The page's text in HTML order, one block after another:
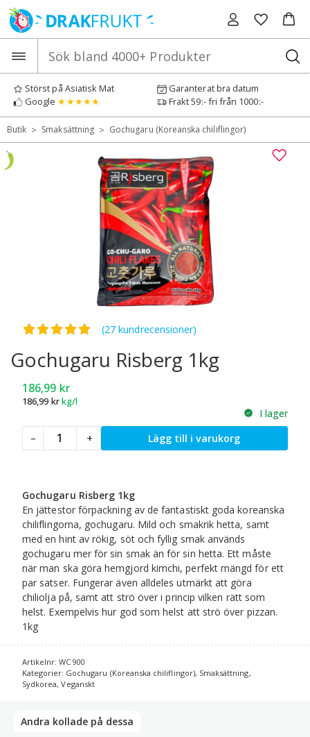
Hoppa
till
innehåll
Störst på Asiatisk Mat
Garanterat bra datum
Google ★★★★★ Frakt 59:- fri från 1000:-
Butik > Smaksättning > Gochugaru (Koreanska chiliflingor)
Betygsatt4.93av 5
(27 kundrecensioner)
Gochugaru Risberg 1kg
186,99 kr
186,99 krkg/l
I lager
–
Gochugaru
Risberg
+ Lägg till i varukorg
Gochugaru Risberg 1kg
En jättestor förpackning av de fantastiskt goda koreanska
chiliflingorna, gochugaru. Mild och smakrik hetta, samt
med en hint av rökig, söt och fyllig smak används
gochugaru mer för sin smak än för sin hetta. Ett måste
när man ska göra hemgjord kimchi, perfekt mängd för ett
par satser. Fungerar även alldeles utmärkt att göra
chiliolja på, samt att strö över i princip vilken rätt som
helst. Exempelvis hur god som helst att strö över pizzan.
1kg
Artikelnr: WC 900
Kategorier: Gochugaru (Koreanska chiliflingor), Smaksättning,
Sydkorea,Veganskt
Andra kollade på dessa​